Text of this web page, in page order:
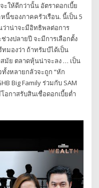
ะให้ดีกว่านั้น อัตราดอกเบี้ย
นี้ของภาคครัวเรือน. นี้เป็น 5
ว่าน่าจะมีอิทธิพลต่อการ
วงปลายปี จะมีการเลือกตั้ง
มองว่า ถ้าทรัมป์ได้เป็น
มัย ตลาดหุ้นน่าจะลง … เป็น
งหลายกลัวจะถูก “หัก
Big Family ร่วมกับ SAM
กาสรับสินเชื่อดอกเบี้ยต่ำ